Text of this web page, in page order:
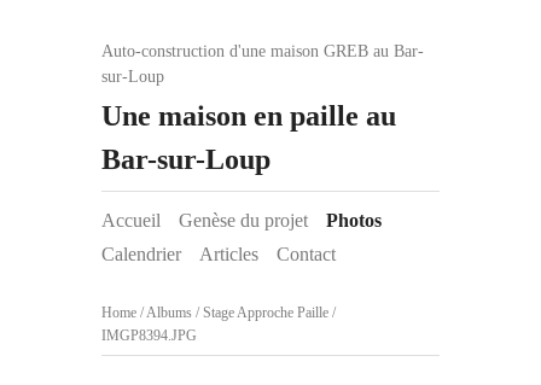
Auto-construction d'une maison GREB au Bar-
sur-Loup
Une maison en paille au
Bar-sur-Loup
Accueil Genèse du projet
Photos
Calendrier
Articles Contact
Home /Albums / Stage Approche Paille /
IMGP8394.JPG